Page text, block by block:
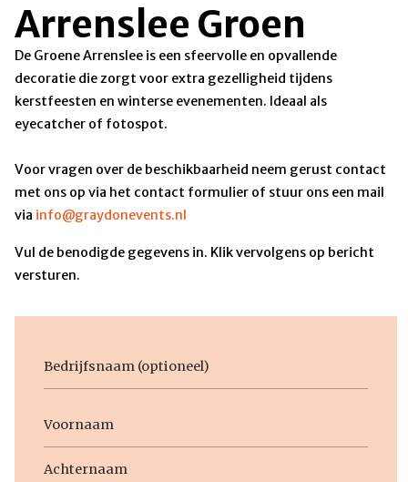
Arrenslee Groen
De Groene Arrenslee is een sfeervolle en opvallende
decoratie die zorgt voor extra gezelligheid tijdens
kerstfeesten en winterse evenementen. Ideaal als
eyecatcher of fotospot.
Voor vragen over de beschikbaarheid neem gerust contact
met ons op via het contact formulier of stuur ons een mail
via info@graydonevents.nl
Vul de benodigde gegevens in. Klik vervolgens op bericht
versturen.